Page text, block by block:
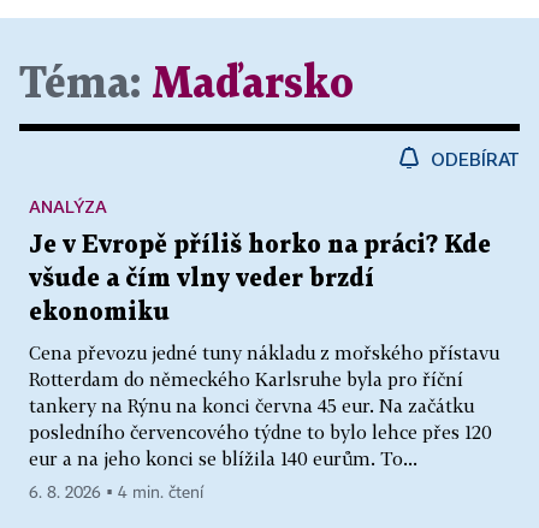
Téma: Maďarsko
ODEBÍRAT
Je v Evropě příliš horko na práci? Kde
všude a čím vlny veder brzdí
ekonomiku
Cena převozu jedné tuny nákladu z mořského přístavu
Rotterdam do německého Karlsruhe byla pro říční
tankery na Rýnu na konci června 45 eur. Na začátku
posledního červencového týdne to bylo lehce přes 120
eur a na jeho konci se blížila 140 eurům. To...
ANALÝZA
6. 8. 2026 ▪ 4 min. čtení